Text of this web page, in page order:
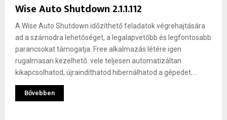
Wise Auto Shutdown 2.1.1.112
A Wise Auto Shutdown időzíthető feladatok végrehajtására
ad a számodra lehetőséget, a legalapvetőbb és legfontosabb
parancsokat támogatja. Free alkalmazás létére igen
rugalmasan kezelhető. vele teljesen automatizáltan
kikapcsolhatod, újraindíthatod hibernálhatod a gépedet....
Bővebben